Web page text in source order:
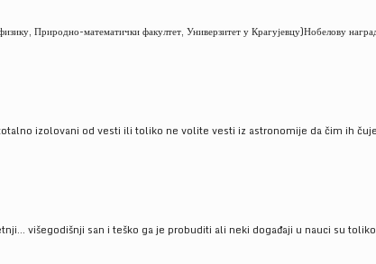
Природно-математички факултет, Универзитет у Крагујевцу)Нобелову
izolovani od vesti ili toliko ne volite vesti iz astronomije da čim ih
višegodišnji san i teško ga je probuditi ali neki događaji u nauci su